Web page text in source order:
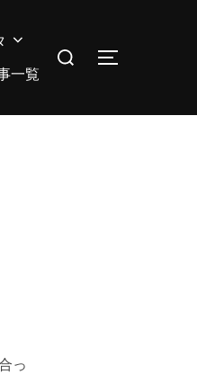
一覧
検
サイドバー
っ